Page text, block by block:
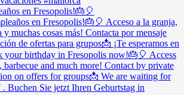
en Fresopolis!🎂🎈